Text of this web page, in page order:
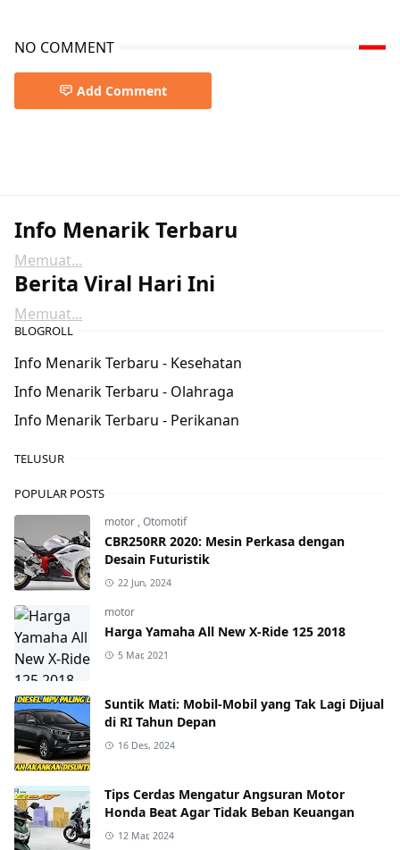
NO COMMENT
Add Comment
Info Menarik Terbaru
Memuat...
Berita Viral Hari Ini
Memuat...
BLOGROLL
Info Menarik Terbaru - Kesehatan
Info Menarik Terbaru - Olahraga
Info Menarik Terbaru - Perikanan
TELUSUR
POPULAR POSTS
motor ,Otomotif
CBR250RR 2020: Mesin Perkasa dengan
Desain Futuristik
22 Jun, 2024
motor
Harga Yamaha All New X-Ride 125 2018
5 Mar, 2021
Suntik Mati: Mobil-Mobil yang Tak Lagi Dijual
di RI Tahun Depan
16 Des, 2024
Tips Cerdas Mengatur Angsuran Motor
Honda Beat Agar Tidak Beban Keuangan
12 Mar, 2024